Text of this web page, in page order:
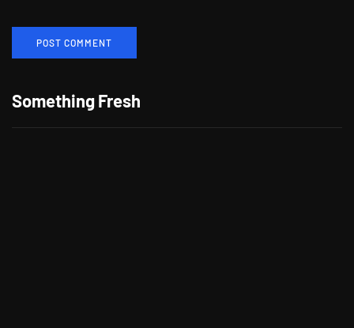
Something FreshSetia, CITILINK Bagikan Beragam